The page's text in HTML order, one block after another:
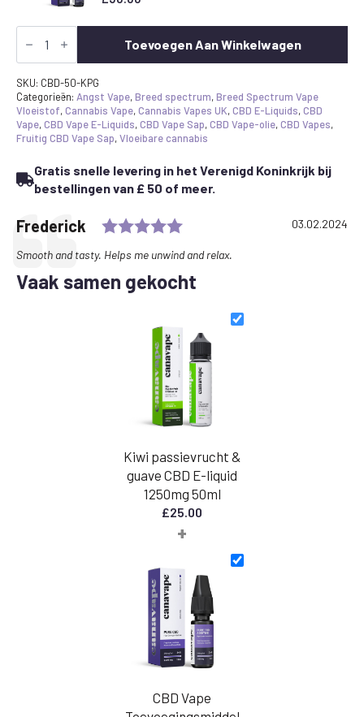
Kiwi
passievrucht
CBD
E-
liquid
1250mg
50ml
hoeveelheid
Toevoegen Aan Winkelwagen
SKU: CBD-50-KPG
Categorieën: Angst Vape,Breed spectrum,Breed Spectrum Vape
Vloeistof,Cannabis Vape,Cannabis Vapes UK,CBD E-Liquids,CBD
Vape,CBD Vape E-Liquids,CBD Vape Sap,CBD Vape-olie,CBD Vapes,
Fruitig CBD Vape Sap,Vloeibare cannabis
Gratis snelle levering in het Verenigd Koninkrijk bij
bestellingen van £ 50 of meer.
Testimonial
Author:
Frederick Rating: 5.0 out of 5 stars
Date:
03.02.2024
Text:
Smooth and tasty. Helps me unwind and relax.
Vaak samen gekocht
Kiwi passievrucht &
guave CBD E-liquid
1250mg 50ml
£25.00
+
CBD Vape